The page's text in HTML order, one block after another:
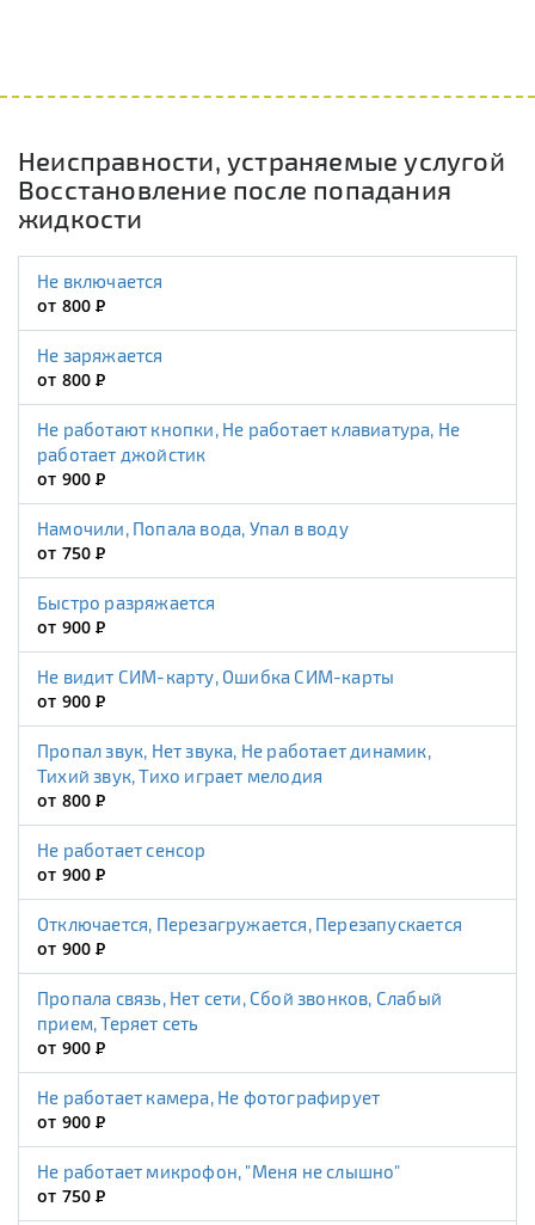
Неисправности, устраняемые услугой
Восстановление после попадания
жидкости
Не включается
от 800Р
Не заряжается
от 800Р
Не работают кнопки, Не работает клавиатура, Не
работает джойстик
от 900Р
Намочили, Попала вода, Упал в воду
от 750Р
Быстро разряжается
от 900Р
Не видит СИМ-карту, Ошибка СИМ-карты
от 900Р
Пропал звук, Нет звука, Не работает динамик,
Тихий звук, Тихо играет мелодия
от 800Р
Не работает сенсор
от 900Р
Отключается, Перезагружается, Перезапускается
от 900Р
Пропала связь, Нет сети, Сбой звонков, Слабый
прием, Теряет сеть
от 900Р
Не работает камера, Не фотографирует
от 900Р
Не работает микрофон, "Меня не слышно"
от 750Р